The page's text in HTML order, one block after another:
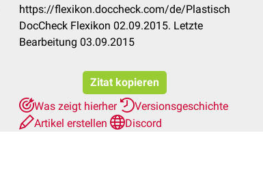
https://flexikon.doccheck.com/de/Plastisch
DocCheck Flexikon 02.09.2015. Letzte
Bearbeitung 03.09.2015
Zitat kopieren
Was zeigt hierher
Versionsgeschichte
Artikel erstellen
Discord